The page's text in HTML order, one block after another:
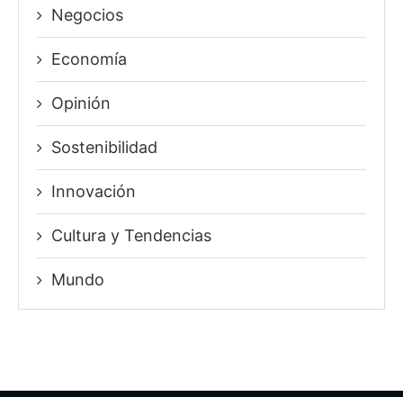
Negocios
Economía
Opinión
Sostenibilidad
Innovación
⁠Cultura y Tendencias
Mundo